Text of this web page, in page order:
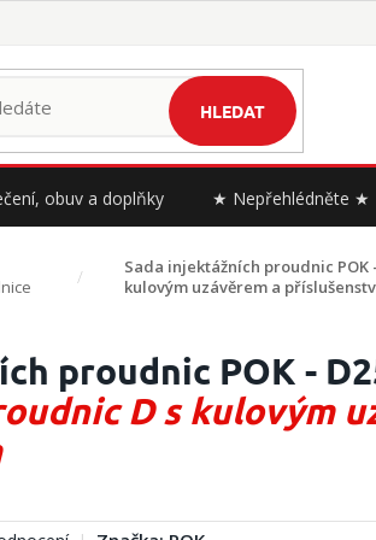
HLEDAT
obuv a doplňky ★ Nepřehlédněte ★
Sada injektážních proudnic POK
kulovým uzávěrem a
proudnic POK -
D s kulovým